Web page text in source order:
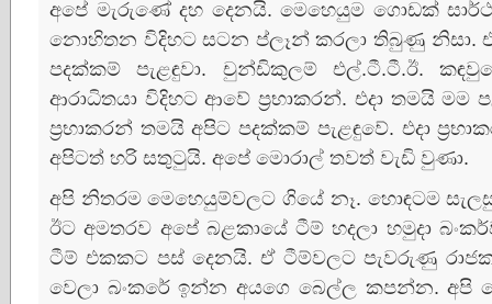
අපේ මැරුණේ දහ දෙනයි. මෙහෙයුම ගොඩක්‌
නොහිතන විදිහට සටන ප්ලෑන් කරලා තිබුණු නිසා.
පදක්‌කම් පැළඳුවා. චුන්ඩිකුලම් එල්.ටී.ටී.ඊ.
ආරාධිතයා විදිහට ආවේ ප්‍රභාකරන්. එදා තමයි මම
ප්‍රභාකරන් තමයි අපිට පදක්‌කම් පැළඳුවේ. එදා
අපිටත් හරි සතුටුයි. අපේ මොරාල් තවත් වැඩි වුණා.
අපි නිතරම මෙහෙයුම්වලට ගියේ නෑ. හොඳටම
ඊට අමතරව අපේ බළකායේ ටීම් හදලා හමුදා
ටීම් එකකට පස්‌ දෙනයි. ඒ ටීම්වලට පැවරුණු
වෙලා බංකරේ ඉන්න අයගෙ බෙල්ල කපන්න.